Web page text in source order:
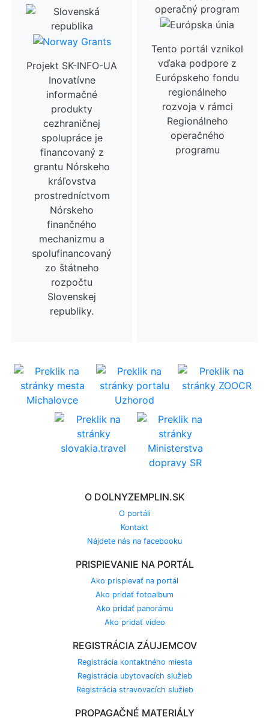
Projekt SK-INFO-UA
Inovatívne
informačné
produkty
cezhraničnej
spolupráce je
financovaný z
grantu Nórskeho
kráľovstva
prostredníctvom
Nórskeho
finančného
mechanizmu a
spolufinancovaný
zo štátneho
rozpočtu
Slovenskej
republiky.
Tento portál vznikol
vďaka podpore z
Európskeho fondu
regionálneho
rozvoja v rámci
Regionálneho
operačného
programu
O DOLNYZEMPLIN.SK
O portáli
Kontakt
Nájdete nás na facebooku
PRISPIEVANIE NA PORTÁL
Ako prispievať na portál
Ako pridať fotoalbum
Ako pridať panorámu
Ako pridať video
REGISTRÁCIA ZÁUJEMCOV
Registrácia kontaktného miesta
Registrácia ubytovacích služieb
Registrácia stravovacích služieb
PROPAGAČNÉ MATERIÁLY